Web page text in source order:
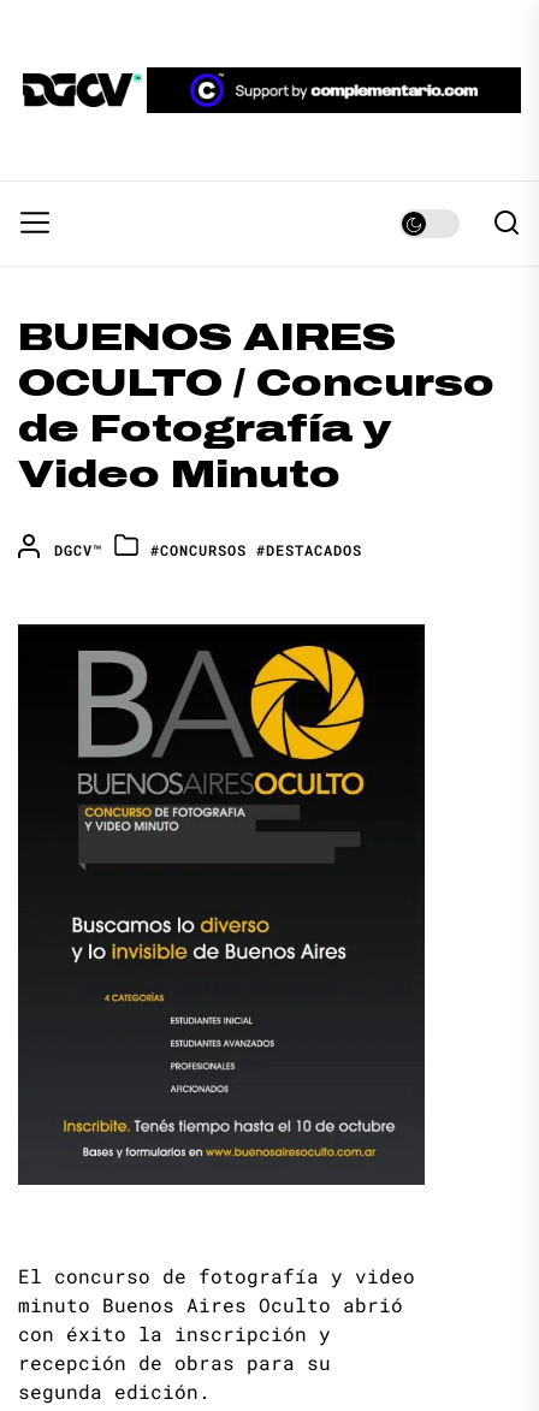
the
content
DGCV™
BUENOS AIRES
OCULTO / Concurso
de Fotografía y
Video Minuto
DGCV™ #CONCURSOS #DESTACADOS
El concurso de fotografía y video
minuto Buenos Aires Oculto abrió
con éxito la inscripción y
recepción de obras para su
segunda edición.